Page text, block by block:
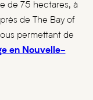
de 75 hectares, à
de The Bay of
permettant de
en Nouvelle-